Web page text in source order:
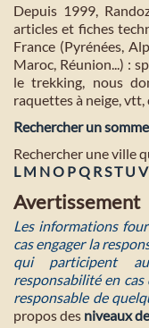
Depuis 1999,
articles et fiches
France (Pyrénées,
Maroc, Réunion...) :
le trekking, nous
raquettes à neige,
Rechercher un
Rechercher une ville
L M NO PQ RST U V
Avertissement
Les informations
cas engager la
qui participent
responsabilité en
responsable de
propos des niveaux